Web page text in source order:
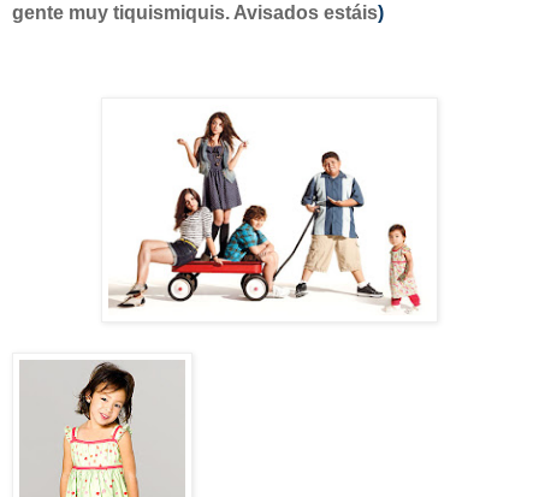
gente muy tiquismiquis. Avisados estáis)